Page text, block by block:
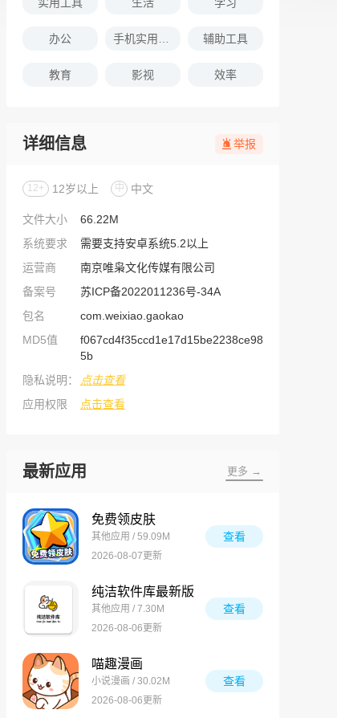
办公 辅助工具
教育 影视 效率
详细信息 举报
12+ 12岁以上 中 中文
文件大小
66.22M
系统要求
需要支持安卓系统5.2以上
运营商
南京唯枭文化传媒有限公司
备案号
苏ICP备2022011236号-34A
包名
com.weixiao.gaokao
MD5值
f067cd4f35ccd1e17d15be2238ce98
5b
隐私说明：
点击查看
应用权限
点击查看
最新应用 更多 →
免费领皮肤
其他应用 / 59.09M
2026-08-07更新
查看
纯洁软件库最新版
其他应用 / 7.30M
2026-08-06更新
查看
喵趣漫画
小说漫画 / 30.02M
2026-08-06更新
查看